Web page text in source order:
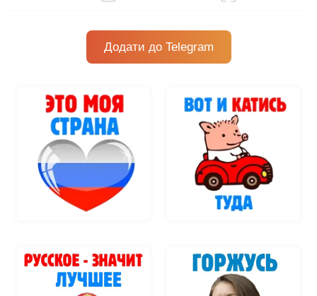
Додати до Telegram